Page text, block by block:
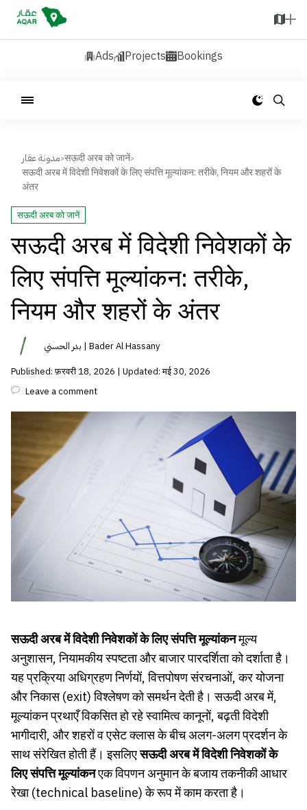
Ads Projects Bookings
مدونة عقار>सऊदी अरब को जानें>
सऊदी अरब में विदेशी निवेशकों के लिए संपत्ति मूल्यांकन: तरीके, नियम और शहरों के
अंतर
सऊदी अरब को जानें
सऊदी अरब में विदेशी निवेशकों के
लिए संपत्ति मूल्यांकन: तरीके,
नियम और शहरों के अंतर
بدر الحسني | Bader Al Hassany
Published: फ़रवरी 18, 2026 | Updated: मई 30, 2026
Leave a comment
सऊदी अरब में विदेशी निवेशकों के लिए संपत्ति मूल्यांकनमूल्य
अनुशासन, नियामकीय स्पष्टता और बाजार पारदर्शिता को दर्शाता है।
यह प्रक्रिया अधिग्रहण निर्णयों, वित्तपोषण संरचनाओं, कर योजना
और निकास (exit) विश्लेषण को समर्थन देती है। सऊदी अरब में,
मूल्यांकन प्रथाएँ विकसित हो रहे स्वामित्व कानूनों, बढ़ती विदेशी
भागीदारी, और शहरों व एसेट क्लास के बीच अलग-अलग प्रदर्शन के
साथ संरेखित होती हैं। इसलिएसऊदी अरब में विदेशी निवेशकों के
लिए संपत्ति मूल्यांकनएक विपणन अनुमान के बजाय तकनीकी आधार
रेखा (technical baseline) के रूप में काम करता है।